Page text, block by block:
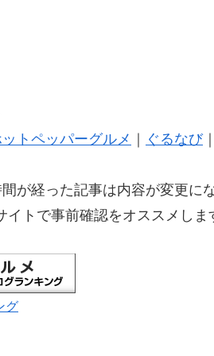
トペッパーグルメ ぐるなび｜
間が経った記事は内容が変更
イトで事前確認をオススメしま
グ